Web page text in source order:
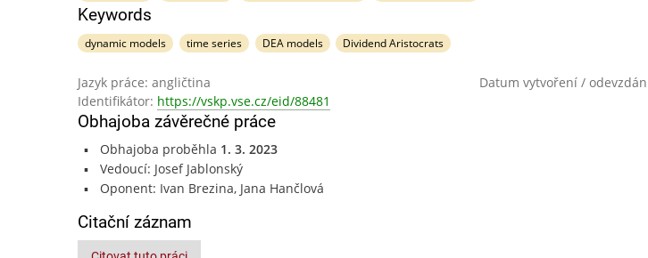
Keywords
dynamic models time series DEA models Dividend Aristocrats
Jazyk práce: angličtina
Datum vytvoření /
Identifikátor: https://vskp.vse.cz/eid/88481
Obhajoba závěrečné práce
Obhajoba proběhla 1. 3. 2023
Vedoucí: Josef Jablonský
Oponent: Ivan Brezina, Jana Hančlová
Citační záznam